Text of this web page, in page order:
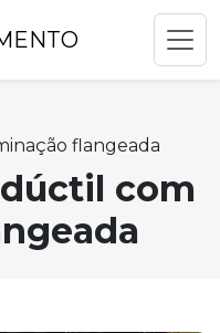
flangeada
com